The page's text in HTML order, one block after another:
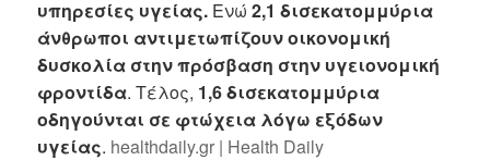
υπηρεσίες υγείας. Ενώ2,1 δισεκατομμύρια
άνθρωποι αντιμετωπίζουν οικονομική
δυσκολία στην πρόσβαση στην υγειονομική
φροντίδα. Τέλος, 1,6 δισεκατομμύρια
οδηγούνται σε φτώχεια λόγω εξόδων
υγείας. healthdaily.gr | Health Daily